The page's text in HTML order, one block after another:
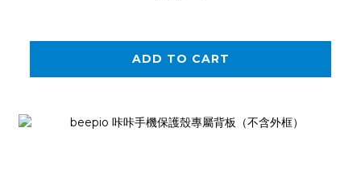
ADD TO CART